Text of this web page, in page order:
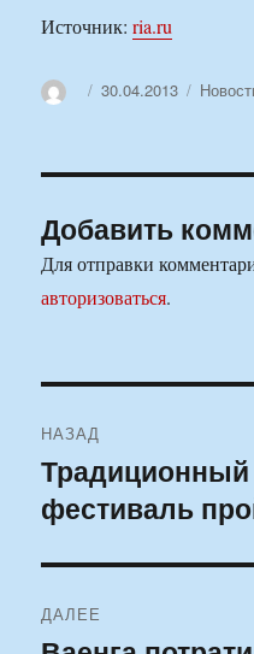
Источник:ria.ru
АвторОпубликовано
30.04.2013
Добавить
Для отправки
авторизоваться.
по
записям
НАЗАД
Предыдущая
запись:
фестиваль
ДАЛЕЕ